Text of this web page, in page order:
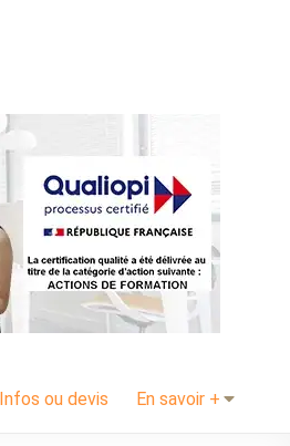
Infos ou devis En savoir +